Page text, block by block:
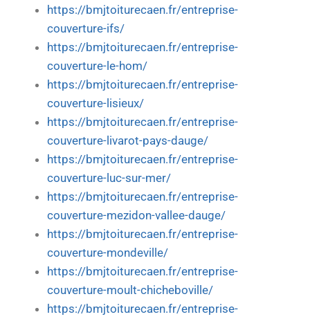
https://bmjtoiturecaen.fr/entreprise-
couverture-ifs/
https://bmjtoiturecaen.fr/entreprise-
couverture-le-hom/
https://bmjtoiturecaen.fr/entreprise-
couverture-lisieux/
https://bmjtoiturecaen.fr/entreprise-
couverture-livarot-pays-dauge/
https://bmjtoiturecaen.fr/entreprise-
couverture-luc-sur-mer/
https://bmjtoiturecaen.fr/entreprise-
couverture-mezidon-vallee-dauge/
https://bmjtoiturecaen.fr/entreprise-
couverture-mondeville/
https://bmjtoiturecaen.fr/entreprise-
couverture-moult-chicheboville/
https://bmjtoiturecaen.fr/entreprise-